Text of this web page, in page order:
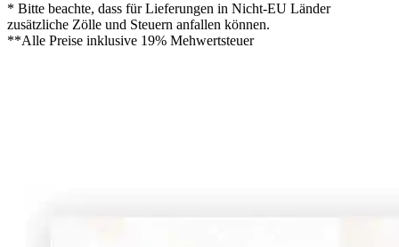
* Bitte beachte, dass für Lieferungen in Nicht-EU Länder
zusätzliche Zölle und Steuern anfallen können.
**Alle Preise inklusive 19% Mehwertsteuer